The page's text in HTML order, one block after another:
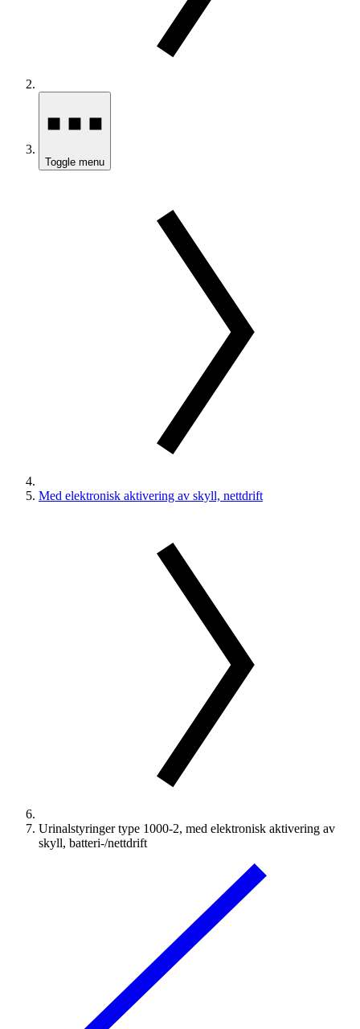
Toggle menu
Med elektronisk aktivering av skyll, nettdrift
Urinalstyringer type 1000-2, med elektronisk aktivering av
skyll, batteri-/nettdrift